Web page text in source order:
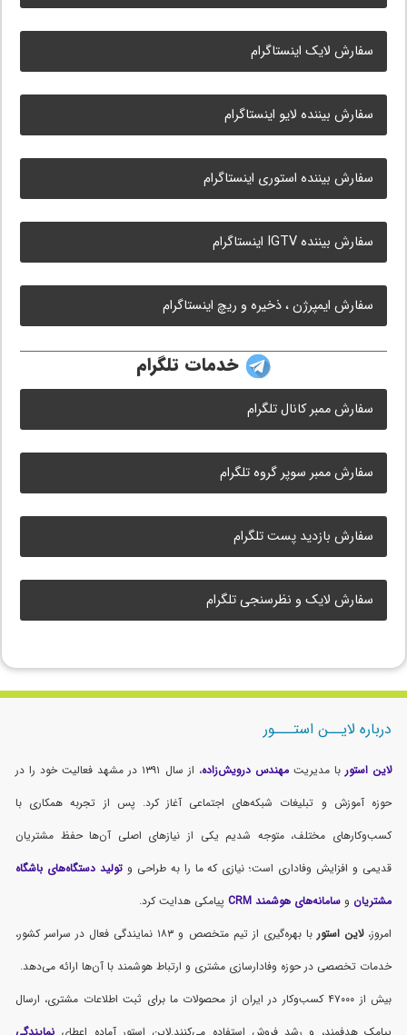
سفارش لایک اینستاگرام
سفارش بیننده لایو اینستاگرام
سفارش بیننده استوری اینستاگرام
سفارش بیننده IGTV اینستاگرام
سفارش ایمپرژن ، ذخیره و ریچ اینستاگرام
خدمات تلگرام
سفارش ممبر کانال تلگرام
سفارش ممبر سوپر گروه تلگرام
سفارش بازدید پست تلگرام
سفارش لایک و نظرسنجی تلگرام